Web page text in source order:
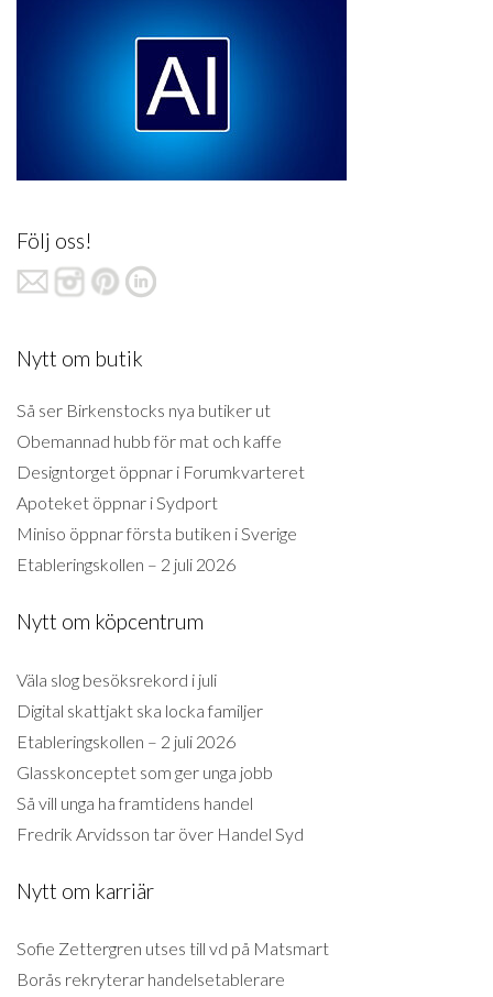
Följ oss!
Nytt om butik
Så ser Birkenstocks nya butiker ut
Obemannad hubb för mat och kaffe
Designtorget öppnar i Forumkvarteret
Apoteket öppnar i Sydport
Miniso öppnar första butiken i Sverige
Etableringskollen – 2 juli 2026
Nytt om köpcentrum
Väla slog besöksrekord i juli
Digital skattjakt ska locka familjer
Etableringskollen – 2 juli 2026
Glasskonceptet som ger unga jobb
Så vill unga ha framtidens handel
Fredrik Arvidsson tar över Handel Syd
Nytt om karriär
Sofie Zettergren utses till vd på Matsmart
Borås rekryterar handelsetablerare